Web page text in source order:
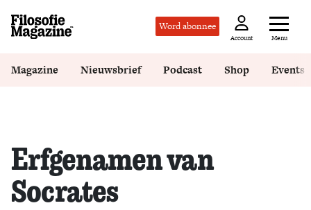
Word abonnee
Account Menu
Magazine Nieuwsbrief Podcast Shop Events
Erfgenamen van
Socrates